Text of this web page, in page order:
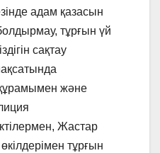
адам қазасын
тұрғын үй
сақтау
және
Жастар
тұрғын